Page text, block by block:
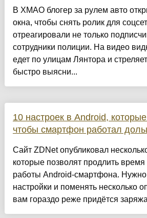
В ХМАО блогер за рулем авто
окна, чтобы снять ролик для
отреагировали не только
сотрудники полиции. На видео
едет по улицам Лянтора и
быстро выясни...
10 настроек в Android,
чтобы смартфон работал
Сайт ZDNet опубликовал
которые позволят продлить
работы Android-смартфона. Нужно
настройки и поменять несколько
вам гораздо реже придётся